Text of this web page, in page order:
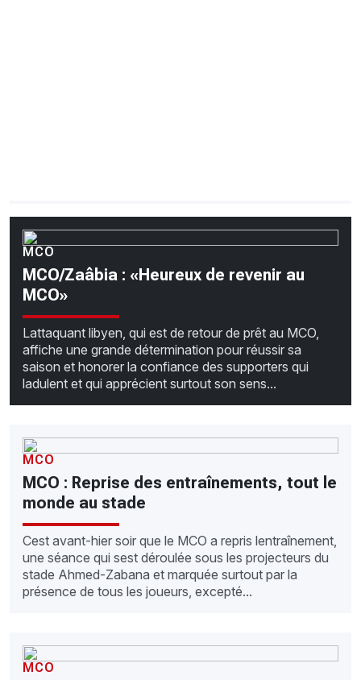
MCO
MCO/Zaâbia : «Heureux de revenir au
MCO»
Lattaquant libyen, qui est de retour de prêt au MCO,
affiche une grande détermination pour réussir sa
saison et honorer la confiance des supporters qui
ladulent et qui apprécient surtout son sens...
MCO
MCO : Reprise des entraînements, tout le
monde au stade
Cest avant-hier soir que le MCO a repris lentraînement,
une séance qui sest déroulée sous les projecteurs du
stade Ahmed-Zabana et marquée surtout par la
présence de tous les joueurs, excepté...
MCO